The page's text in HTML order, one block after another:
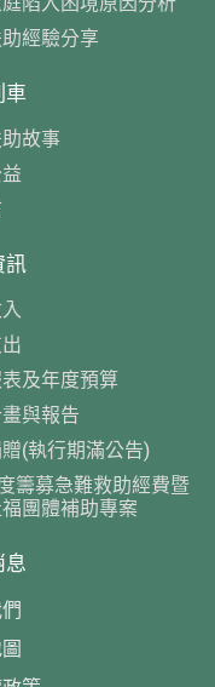
經驗分享
車
故事
訊
及年度預算
與報告
(執行期滿公告)
籌募急難救助經費暨
團體補助專案
息